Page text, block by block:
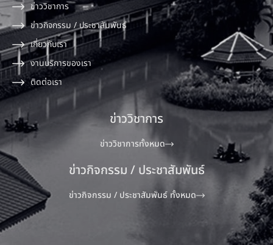
ข่าววิชาการ
ข่าวกิจกรรม / ประชาสัมพันธ์
เกี่ยวกับเรา
งานบริการของเรา
ติดต่อเรา
ข่าววิชาการ
ข่าววิชาการทั้งหมด
ข่าวกิจกรรม / ประชาสัมพันธ์
ข่าวกิจกรรม / ประชาสัมพันธ์ ทั้งหมด